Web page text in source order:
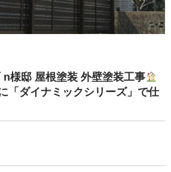
n様邸 屋根塗装 外壁塗装工事
「ダイナミックシリーズ」で仕